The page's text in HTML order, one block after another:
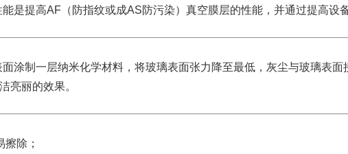
是提高AF（防指纹或成AS防污染）真空膜层的性能，并通过提高设
涂制一层纳米化学材料，将玻璃表面张力降至最低，灰尘与玻璃表
亮丽的效果。
除；